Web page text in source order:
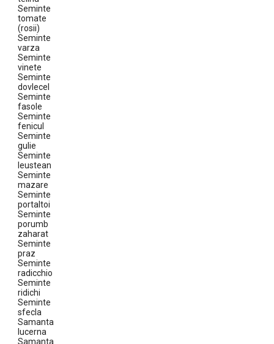
Seminte
tomate
(rosii)
Seminte
varza
Seminte
vinete
Seminte
dovlecel
Seminte
fasole
Seminte
fenicul
Seminte
gulie
Seminte
leustean
Seminte
mazare
Seminte
portaltoi
Seminte
porumb
zaharat
Seminte
praz
Seminte
radicchio
Seminte
ridichi
Seminte
sfecla
Samanta
lucerna
Samanta